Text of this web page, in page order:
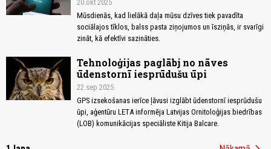
20.okt 2025
Mūsdienās, kad lielākā daļa mūsu dzīves tiek pavadīta
sociālajos tīklos, balss pasta ziņojumos un īsziņās, ir svarīgi
zināt, kā efektīvi sazināties.
Tehnoloģijas paglābj no nāves
ūdenstornī iesprūdušu ūpi
22.sep 2025
GPS izsekošanas ierīce ļāvusi izglābt ūdenstornī iesprūdušu
ūpi, aģentūru LETA informēja Latvijas Ornitoloģijas biedrības
(LOB) komunikācijas speciāliste Kitija Balcare.